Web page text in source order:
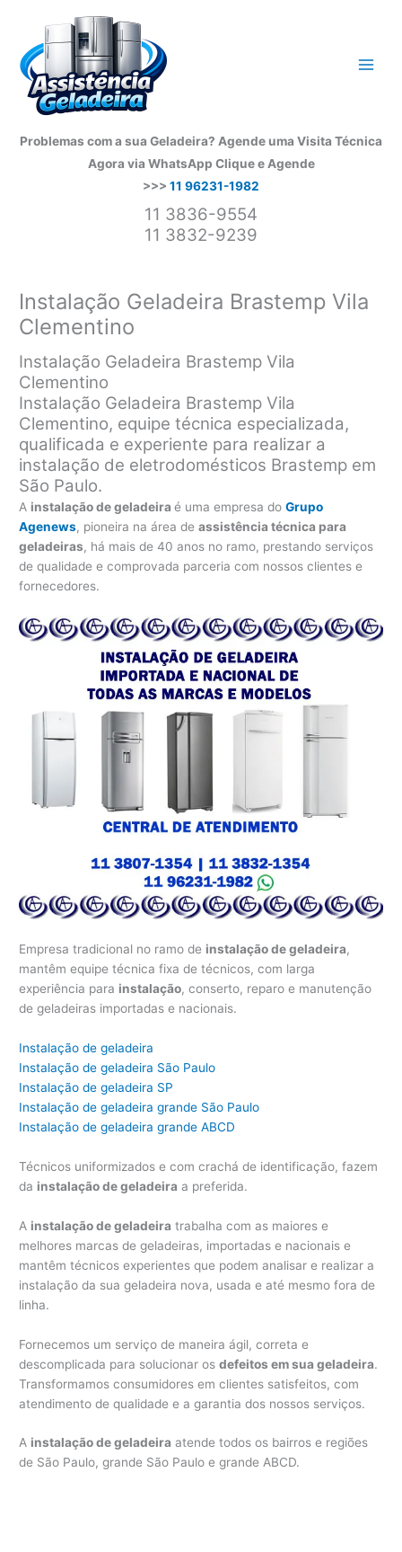
conteúdo
Problemas com a sua Geladeira? Agende uma Visita Técnica
Agora via WhatsApp Clique e Agende
>>> 11 96231-1982
11 3836-9554
11 3832-9239
Instalação Geladeira Brastemp Vila
Clementino
Instalação Geladeira Brastemp Vila
Clementino
Instalação Geladeira Brastemp Vila
Clementino, equipe técnica especializada,
qualificada e experiente para realizar a
instalação de eletrodomésticos Brastemp em
São Paulo.
A instalação de geladeiraé uma empresa doGrupo
Agenews, pioneira na área deassistência técnica para
geladeiras, há mais de 40 anos no ramo, prestando serviços
de qualidade e comprovada parceria com nossos clientes e
fornecedores.
Empresa tradicional no ramo de instalação de geladeira,
mantêm equipe técnica fixa de técnicos, com larga
experiência para instalação, conserto, reparo e manutenção
de geladeiras importadas e nacionais.
Instalação de geladeira
Instalação de geladeira São Paulo
Instalação de geladeira SP
Instalação de geladeira grande São Paulo
Instalação de geladeira grande ABCD
Técnicos uniformizados e com crachá de identificação, fazem
da instalação de geladeira a preferida.
A instalação de geladeira trabalha com as maiores e
melhores marcas de geladeiras, importadas e nacionais e
mantêm técnicos experientes que podem analisar e realizar a
instalação da sua geladeira nova, usada e até mesmo fora de
linha.
Fornecemos um serviço de maneira ágil, correta e
descomplicada para solucionar osdefeitos em sua geladeira.
Transformamos consumidores em clientes satisfeitos, com
atendimento de qualidade e a garantia dos nossos serviços.
A instalação de geladeira atende todos os bairros e regiões
de São Paulo, grande São Paulo e grande ABCD.